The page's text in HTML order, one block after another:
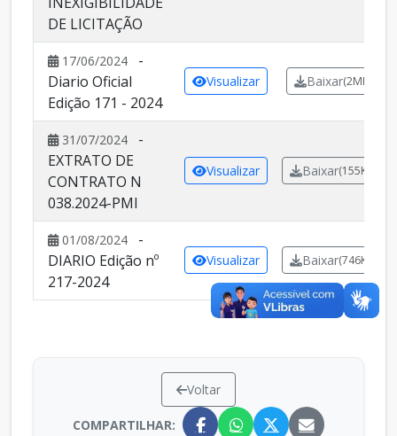
DE LICITAÇÃO
17/06/2024
-
Diario Oficial
Edição 171 - 2024
Visualizar Baixar(2MB)
31/07/2024
-
EXTRATO DE
CONTRATO N
038.2024-PMI
Visualizar Baixar(155KB)
01/08/2024
-
DIARIO Edição nº
217-2024
Visualizar Baixar(746KB)
Voltar
COMPARTILHAR: